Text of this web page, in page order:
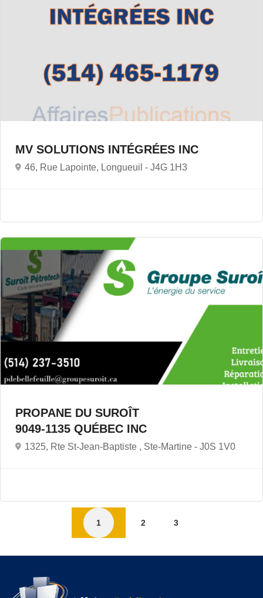
MV SOLUTIONS INTÉGRÉES INC
46, Rue Lapointe, Longueuil - J4G 1H3
PROPANE DU SUROÎT
9049-1135 QUÉBEC INC
1325, Rte St-Jean-Baptiste , Ste-Martine - J0S 1V0
1 2 3